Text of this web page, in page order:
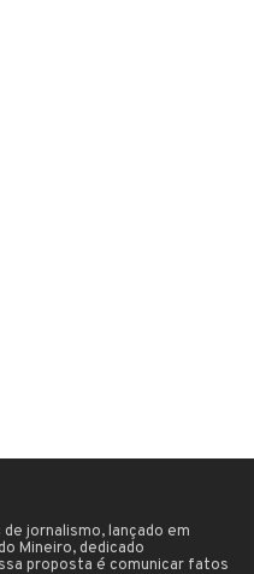
jornalismo, lançado em
Mineiro, dedicado
proposta é comunicar fatos